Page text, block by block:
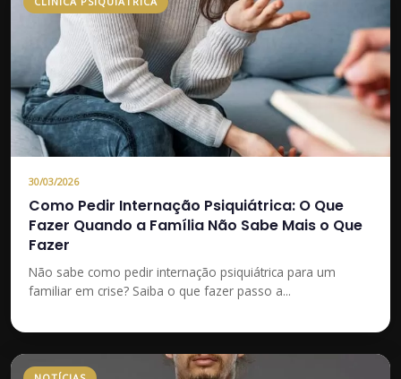
30/03/2026
Como Pedir Internação Psiquiátrica: O Que
Fazer Quando a Família Não Sabe Mais o Que
Fazer
Não sabe como pedir internação psiquiátrica para um
familiar em crise? Saiba o que fazer passo a...